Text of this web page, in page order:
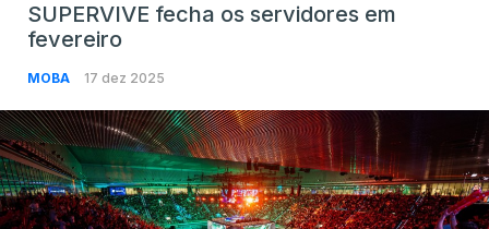
SUPERVIVE fecha os servidores em
fevereiro
MOBA 17 dez 2025